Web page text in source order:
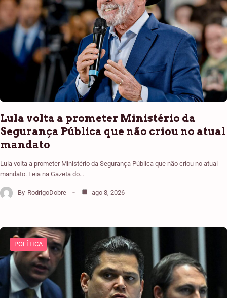
Lula volta a prometer Ministério da
Segurança Pública que não criou no atual
mandato
Lula volta a prometer Ministério da Segurança Pública que não criou no atual
mandato. Leia na Gazeta do…
By RodrigoDobre ago 8, 2026
POLÍTICA